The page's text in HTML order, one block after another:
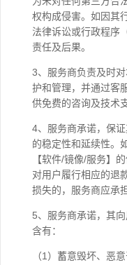
权构成侵害。如因其
法律诉讼或行政程序
责任及后果。
3、服务商负责及时
护和管理，并通过客
供免费的咨询及技术
4、服务商承诺，保
的稳定性和延续性。
【软件/镜像/服务】
对用户履行相应的退
损失的，服务商应承
5、服务商承诺，其
含有：
（1）蓄意毁坏、恶